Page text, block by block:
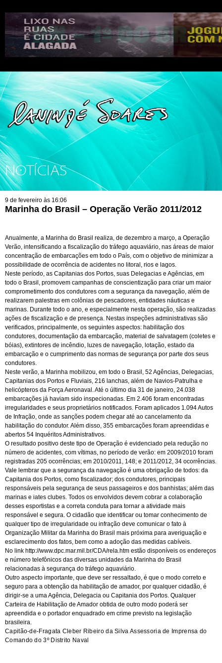
NOTÍCIAS
9 de fevereiro às 16:06
Marinha do Brasil – Operação Verão 2011/2012
Anualmente, a Marinha do Brasil realiza, de dezembro a março, a Operação
Verão, intensificando a fiscalização do tráfego aquaviário, nas áreas de maior
concentração de embarcações em todo o País, com o objetivo de minimizar a
possibilidade de ocorrência de acidentes no litoral, rios e lagos.
Neste período, as Capitanias dos Portos, suas Delegacias e Agências, em
todo o Brasil, promovem campanhas de conscientização para criar um maior
comprometimento dos condutores com a segurança da navegação, além de
realizarem palestras em colônias de pescadores, entidades náuticas e
marinas. Durante todo o ano, e especialmente nesta operação, são realizadas
ações de fiscalização e de presença. Nestas inspeções administrativas são
verificados, principalmente, os seguintes aspectos: habilitação dos
condutores, documentação da embarcação, material de salvatagem (coletes e
bóias), extintores de incêndio, luzes de navegação, lotação, estado da
embarcação e o cumprimento das normas de segurança por parte dos seus
condutores.
Neste verão, a Marinha mobilizou, em todo o Brasil, 52 Agências, Delegacias,
Capitanias dos Portos e Fluviais, 216 lanchas, além de Navios-Patrulha e
helicópteros da Força Aeronaval. Até o último dia 31 de janeiro, 24.038
embarcações já haviam sido inspecionadas. Em 2.406 foram encontradas
irregularidades e seus proprietários notificados. Foram aplicados 1.094 Autos
de Infração, onde as sanções podem chegar até ao cancelamento da
habilitação do condutor. Além disso, 355 embarcações foram apreendidas e
abertos 54 Inquéritos Administrativos.
O resultado positivo deste tipo de Operação é evidenciado pela redução no
número de acidentes, com vítimas, no período de verão: em 2009/2010 foram
registradas 205 ocorrências; em 2010/2011, 148; e 2011/2012, 34 ocorrências.
Vale lembrar que a segurança da navegação é uma obrigação de todos: da
Capitania dos Portos, como fiscalizador; dos condutores, principais
responsáveis pela segurança de seus passageiros e dos banhistas; além das
marinas e iates clubes. Todos os envolvidos devem cobrar a colaboração
desses esportistas e a correta conduta para tornar a atividade mais
responsável e segura. O cidadão que identificar ou tomar conhecimento de
qualquer tipo de irregularidade ou infração deve comunicar o fato à
Organização Militar da Marinha do Brasil mais próxima para averiguação e
esclarecimento dos fatos, bem como a adoção das medidas cabíveis.
No link http://www.dpc.mar.mil.br/CDA/rela.htm estão disponíveis os endereços
e número telefônicos das diversas unidades da Marinha do Brasil
relacionadas à segurança do tráfego aquaviário.
Outro aspecto importante, que deve ser ressaltado, é que o modo correto e
seguro para a obtenção da habilitação de amador, por qualquer cidadão, é
dirigir-se a uma Agência, Delegacia ou Capitania dos Portos. Qualquer
Carteira de Habilitação de Amador obtida de outro modo poderá ser
apreendida e o portador enquadrado em crime previsto na legislação
brasileira.
Capitão-de-Fragata Cleber Ribeiro da Silva Assessoria de Imprensa do
Comando do 3º Distrito Naval